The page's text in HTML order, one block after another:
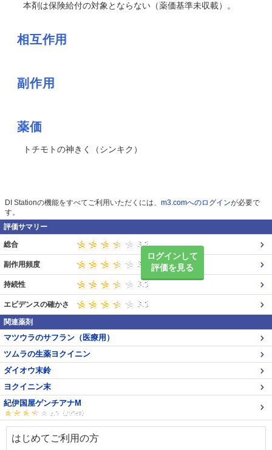
本剤は保険給付の対象とならない（薬価基準未収載）。
相互作用
副作用
薬価
トチモトの神きく（シンキク）
DI Stationの機能をすべてご利用いただくには、 m3.comへのログインが必要で
す。
評価サマリー
ログインして
評価を見る
総合
副作用頻度
持続性
エビデンスの確かさ
関連薬剤
マツウラのサフラン（医療用）
ツムラの生薬ヨクイニン
ダイオウ末鈴
ヨクイニン末
紀伊国屋ゲンチアナM
はじめてご利用の方